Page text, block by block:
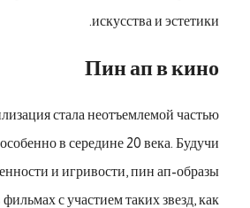
искусства и эстетики.
Пин ап в кино
стала неотъемлемой частью
в середине 20 века. Будучи
и игривости, пин ап-образы
с участием таких звезд, как